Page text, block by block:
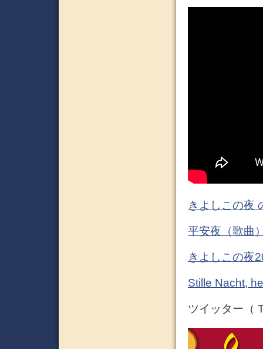
きよしこの夜
平安夜（歌曲
きよしこの夜
Stille Nacht,
ツイッター（